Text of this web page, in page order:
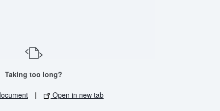
Taking too long?
| Open in new tab